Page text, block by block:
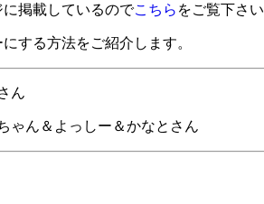
掲載しているのでこちら をご覧下さい
する方法をご紹介します。
ん
ゃん＆よっしー＆かなとさん